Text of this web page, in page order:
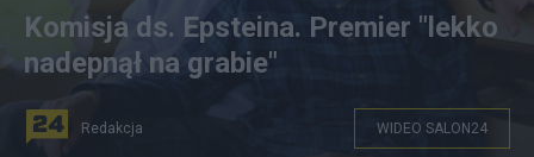
Komisja ds. Epsteina. Premier "lekko
nadepnął na grabie"
Redakcja WIDEO SALON24